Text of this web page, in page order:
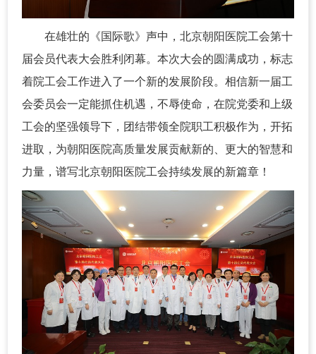
在雄壮的《国际歌》声中，北京朝阳医院工会第十
届会员代表大会胜利闭幕。本次大会的圆满成功，标志
着院工会工作进入了一个新的发展阶段。相信新一届工
会委员会一定能抓住机遇，不辱使命，在院党委和上级
工会的坚强领导下，团结带领全院职工积极作为，开拓
进取，为朝阳医院高质量发展贡献新的、更大的智慧和
力量，谱写北京朝阳医院工会持续发展的新篇章！